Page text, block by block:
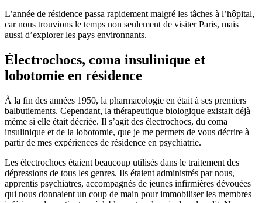
L’année de résidence passa rapidement malgré les tâches à l’hôpital,
car nous trouvions le temps non seulement de visiter Paris, mais
aussi d’explorer les pays environnants.
Électrochocs, coma insulinique et
lobotomie en résidence
À la fin des années 1950, la pharmacologie en était à ses premiers
balbutiements. Cependant, la thérapeutique biologique existait déjà
même si elle était décriée. Il s’agit des électrochocs, du coma
insulinique et de la lobotomie, que je me permets de vous décrire à
partir de mes expériences de résidence en psychiatrie.
Les électrochocs étaient beaucoup utilisés dans le traitement des
dépressions de tous les genres. Ils étaient administrés par nous,
apprentis psychiatres, accompagnés de jeunes infirmières dévouées
qui nous donnaient un coup de main pour immobiliser les membres